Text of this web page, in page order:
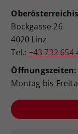
Bockgasse 26
4020 Linz
Tel.: +43 732 654
Öffnungszeiten:
Montag bis